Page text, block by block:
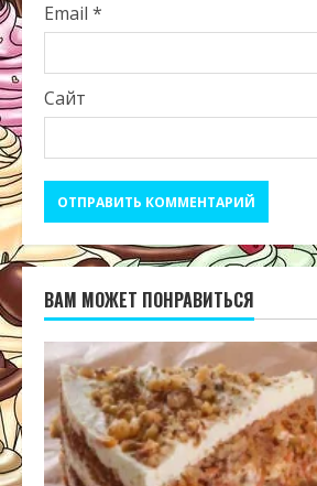
Email *
Сайт
ВАМ МОЖЕТ ПОНРАВИТЬСЯ